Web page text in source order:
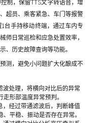
制，保留TTS文字转语音，增
超员、乘客紧急、车门等报警
台手持移动终端，通过车内专
师日常巡检和应急处置效率，
、历史故障查询等功能。
测，避免小问题扩大化酿成不
处理，将横向对比后的异常
形部温度异常预判。
经过带通滤波后，判断峰值
平稳、振动是否存在异常。